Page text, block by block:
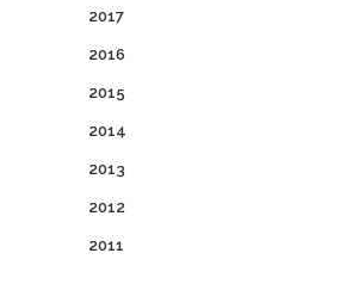
2017
2016
2015
2014
2013
2012
2011